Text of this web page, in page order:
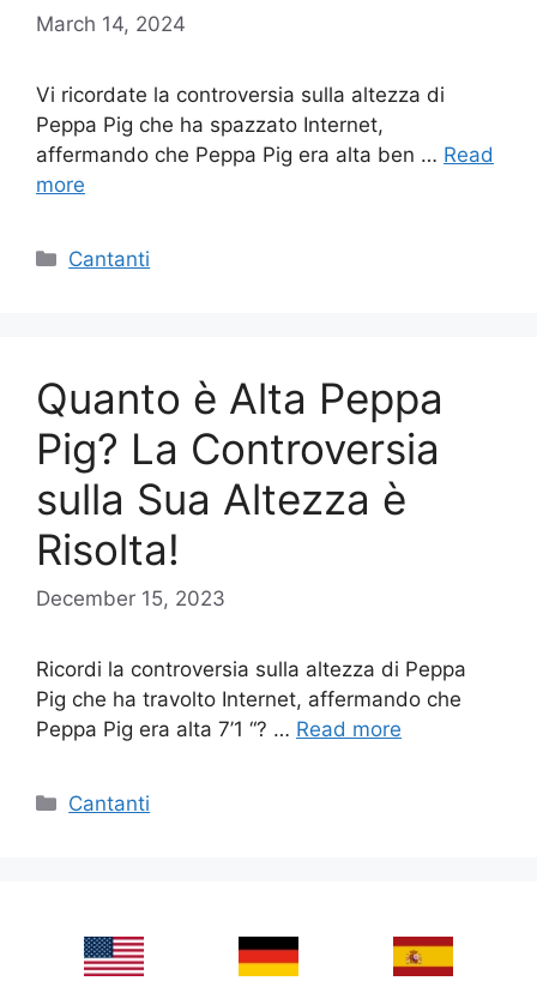
March 14, 2024
Vi ricordate la controversia sulla altezza di
Peppa Pig che ha spazzato Internet,
affermando che Peppa Pig era alta ben … Read
more
Categories
Cantanti
Quanto è Alta Peppa
Pig? La Controversia
sulla Sua Altezza è
Risolta!
December 15, 2023
Ricordi la controversia sulla altezza di Peppa
Pig che ha travolto Internet, affermando che
Peppa Pig era alta 7’1 “? … Read more
Categories
Cantanti